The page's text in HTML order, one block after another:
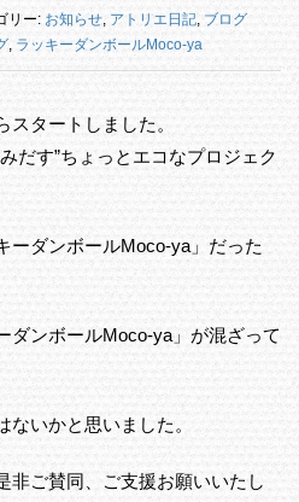
リー: お知らせ, アトリエ日記, ブログ
, ラッキーダンボールMoco-ya
タートしました。
だす”ちょっとエコなプロジェク
ーダンボールMoco-ya」だった
ダンボールMoco-ya」が混ざって
いかと思いました。
非ご賛同、ご支援お願いいたし